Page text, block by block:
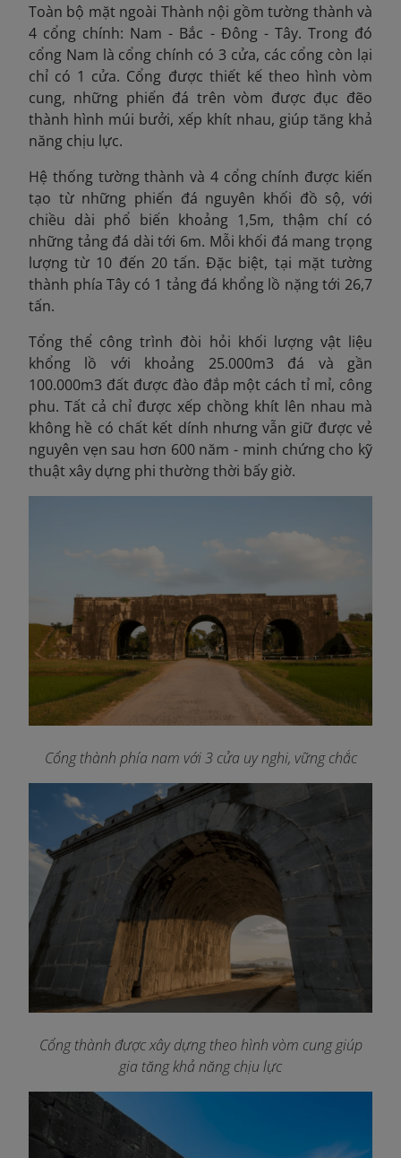
Toàn bộ mặt ngoài Thành nội gồm tường thành và
4 cổng chính: Nam - Bắc - Đông - Tây. Trong đó
cổng Nam là cổng chính có 3 cửa, các cổng còn lại
chỉ có 1 cửa. Cổng được thiết kế theo hình vòm
cung, những phiến đá trên vòm được đục đẽo
thành hình múi bưởi, xếp khít nhau, giúp tăng khả
năng chịu lực.
Hệ thống tường thành và 4 cổng chính được kiến
tạo từ những phiến đá nguyên khối đồ sộ, với
chiều dài phổ biến khoảng 1,5m, thậm chí có
những tảng đá dài tới 6m. Mỗi khối đá mang trọng
lượng từ 10 đến 20 tấn. Đặc biệt, tại mặt tường
thành phía Tây có 1 tảng đá khổng lồ nặng tới 26,7
tấn.
Tổng thể công trình đòi hỏi khối lượng vật liệu
khổng lồ với khoảng 25.000m3 đá và gần
100.000m3 đất được đào đắp một cách tỉ mỉ, công
phu. Tất cả chỉ được xếp chồng khít lên nhau mà
không hề có chất kết dính nhưng vẫn giữ được vẻ
nguyên vẹn sau hơn 600 năm - minh chứng cho kỹ
thuật xây dựng phi thường thời bấy giờ.
Cổng thành phía nam với 3 cửa uy nghi, vững chắc
Cổng thành được xây dựng theo hình vòm cung giúp
gia tăng khả năng chịu lực